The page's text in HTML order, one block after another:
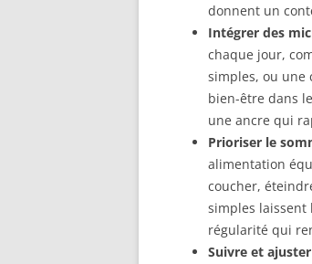
donnent un
Intégrer des
chaque jour,
simples, ou une
bien-être dans
une ancre qui
Prioriser le
alimentation
coucher,
simples laissent
régularité qui
Suivre et ajuster